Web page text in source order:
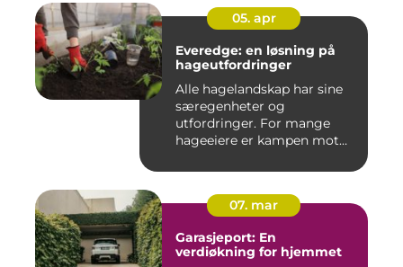
05. apr
Everedge: en løsning på
hageutfordringer
Alle hagelandskap har sine
særegenheter og
utfordringer. For mange
hageeiere er kampen mot
07. mar
Garasjeport: En
verdiøkning for hjemmet